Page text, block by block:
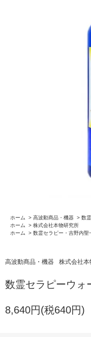
ホーム > 高波動商品・機器 > 数
ホーム
> 株式会社本物研究所
ホーム
> 数霊セラピー・吉野内聖
高波動商品・機器 株式会社本
数霊セラピーウォ
8,640円(税640円)